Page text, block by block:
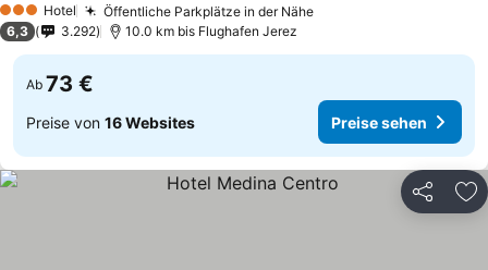
3 SterneHotel Öffentliche Parkplätze in der Nähe
6,3 3.292 10.0 km bis Flughafen Jerez
Ab 73 €
Preise von 16 Websites Preise sehen
Teilen